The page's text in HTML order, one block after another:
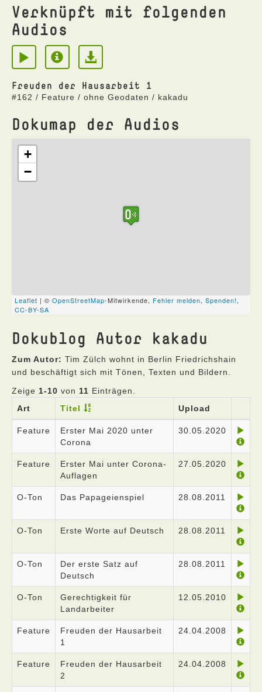
Verknüpft mit folgenden
Audios
Freuden der Hausarbeit 1
#162 / Feature / ohne Geodaten / kakadu
Dokumap der Audios
Dokublog Autor kakadu
Zum Autor: Tim Zülch wohnt in Berlin Friedrichshain
und beschäftigt sich mit Tönen, Texten und Bildern.
Zeige 1-10 von 11 Einträgen.
Art
Titel Upload
Feature
Erster Mai 2020 unter
Corona
30.05.2020
Feature
Erster Mai unter Corona-
Auflagen
27.05.2020
O-Ton Das Papageienspiel 28.08.2011
O-Ton Erste Worte auf Deutsch 28.08.2011
O-Ton
Der erste Satz auf
Deutsch
28.08.2011
O-Ton
Gerechtigkeit für
Landarbeiter
12.05.2010
Feature
Freuden der Hausarbeit
1
24.04.2008
Feature
Freuden der Hausarbeit
2
24.04.2008